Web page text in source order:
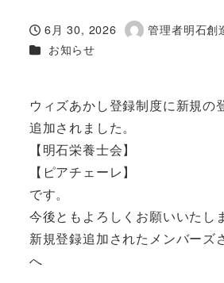
投稿日
6月 30, 2026
著
管理者明石創
カテゴリー
お知らせ
ウィズあかし登録制度に新規の
追加されました。
【明石栄養士会】
【ピアチェーレ】
です。
今後ともよろしくお願いいたし
新規登録追加されたメンバーズ